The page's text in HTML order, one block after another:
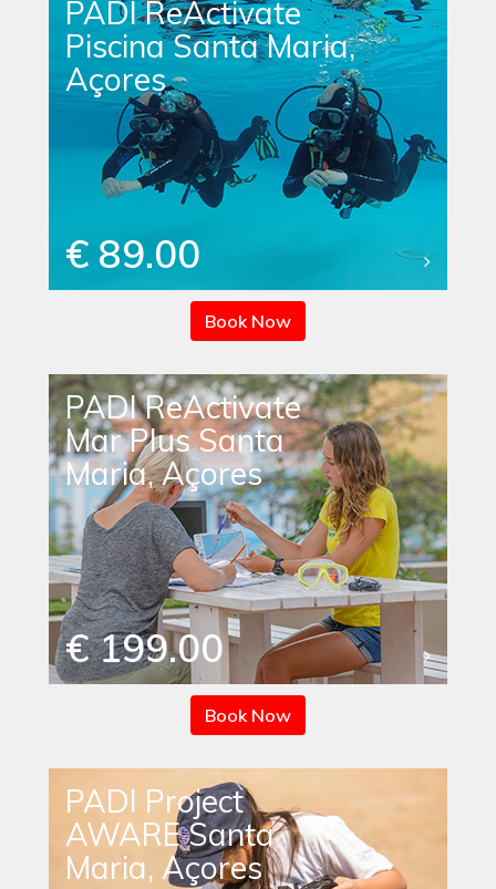
PADI ReActivate
Piscina Santa Maria,
Açores
€ 89.00
Book Now
PADI ReActivate
Mar Plus Santa
Maria, Açores
€ 199.00
Book Now
PADI Project
AWARE Santa
Maria, Açores